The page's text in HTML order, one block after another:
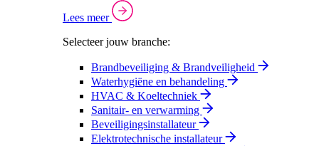
Lees meer
Selecteer jouw branche:
Brandbeveiliging & Brandveiligheid
Waterhygiëne en behandeling
HVAC & Koeltechniek
Sanitair- en verwarming
Beveiligingsinstallateur
Elektrotechnische installateur